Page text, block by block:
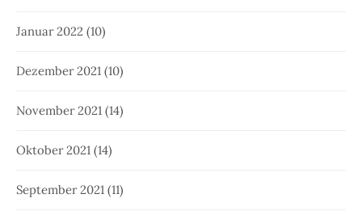
Januar 2022 (10)
Dezember 2021 (10)
November 2021 (14)
Oktober 2021 (14)
September 2021 (11)